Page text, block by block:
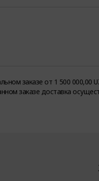
заказе от 1 500 000,00
заказе доставка